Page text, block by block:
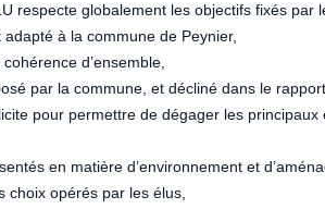
respecte globalement les objectifs fixés par
à la commune de Peynier,
d’ensemble,
par la commune, et décliné dans le
pour permettre de dégager les
en matière d’environnement et
choix opérés par les élus,